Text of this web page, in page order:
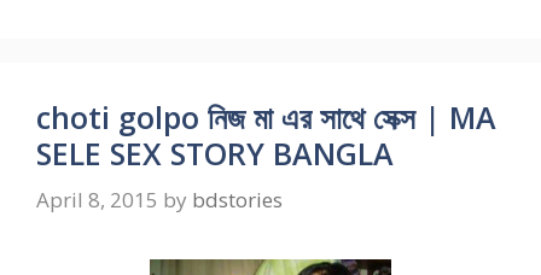
choti golpo নিজ মা এর সাথে সেক্স | MA
SELE SEX STORY BANGLA
April 8, 2015 by bdstories